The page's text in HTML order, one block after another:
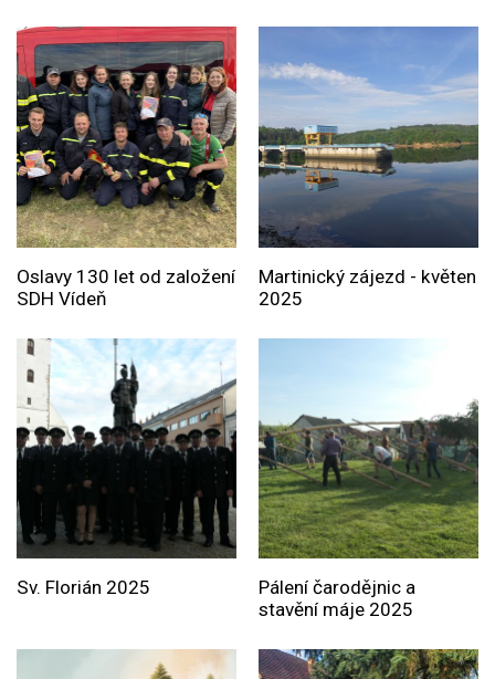
Oslavy 130 let od založení
SDH Vídeň
Martinický zájezd - květen
2025
Sv. Florián 2025
Pálení čarodějnic a
stavění máje 2025